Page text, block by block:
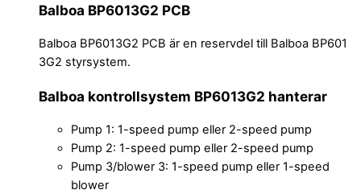
Balboa BP6013G2 PCB
Balboa BP6013G2 PCB är en reservdel till Balboa BP601
3G2 styrsystem.
Balboa kontrollsystem BP6013G2 hanterar
Pump 1: 1-speed pump eller 2-speed pump
Pump 2: 1-speed pump eller 2-speed pump
Pump 3/blower 3: 1-speed pump eller 1-speed
blower